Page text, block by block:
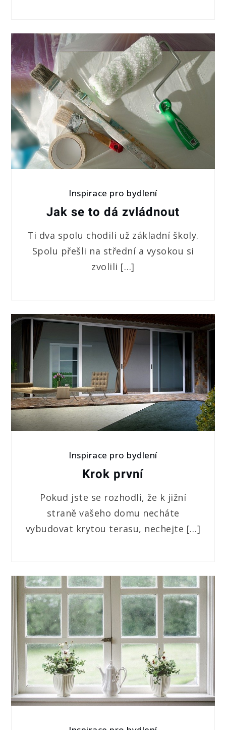
Inspirace pro bydlení
Jak se to dá zvládnout
Ti dva spolu chodili už základní školy.
Spolu přešli na střední a vysokou si
zvolili […]
Inspirace pro bydlení
Krok první
Pokud jste se rozhodli, že k jižní
straně vašeho domu necháte
vybudovat krytou terasu, nechejte […]